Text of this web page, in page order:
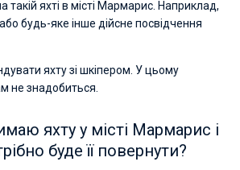
такій яхті в місті Мармарис. Наприклад,
будь-яке інше дійсне посвідчення
яхту зі шкіпером. У цьому
не знадобиться.
яхту у місті Мармарис і
буде її повернути?